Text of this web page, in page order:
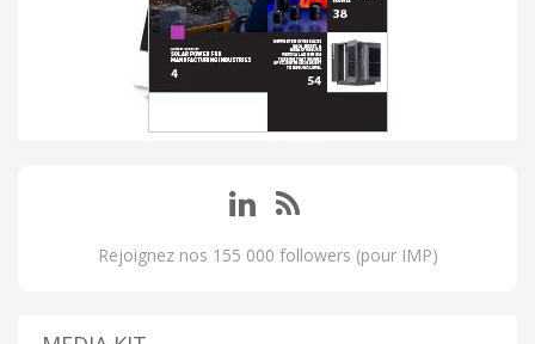
Rejoignez nos 155 000 followers (pour IMP)